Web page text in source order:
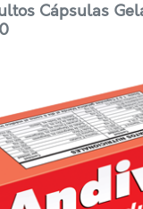
Cápsulas